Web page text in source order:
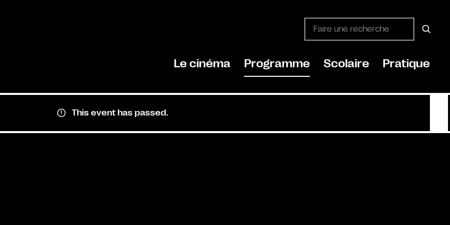
Le cinéma Programme Scolaire Pratique
This event has passed.